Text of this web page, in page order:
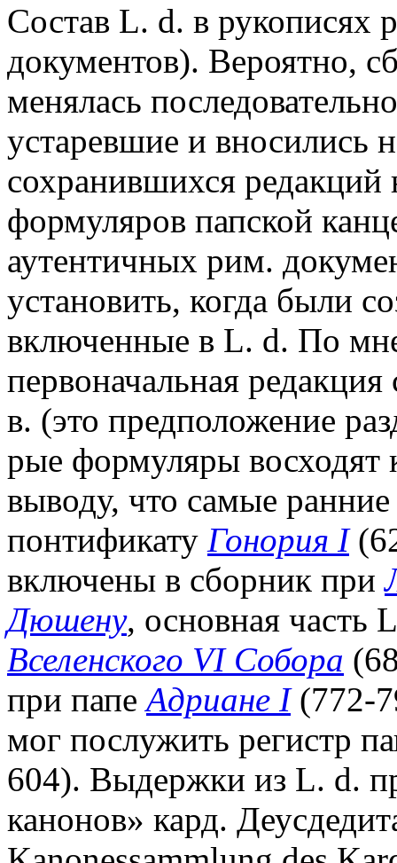
Состав L. d. в рукописях
документов). Вероятно,
менялась
устаревшие и вносились
сохранившихся редакций
формуляров папской
аутентичных рим.
установить, когда были
включенные в L. d. По
первоначальная
в. (это предположение
рые формуляры
выводу, что самые ранние
понтификату Гонория I
включены в сборник при
Дюшену, основная часть
Вселенского VI Собора
при папеАдриане I(772-
мог послужить регистр
604). Выдержки из L. d.
канонов» кард.